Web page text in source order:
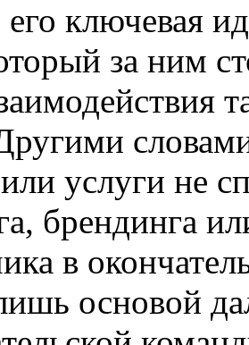
его ключевая
за ним
услуги не
брендинга
в
основой